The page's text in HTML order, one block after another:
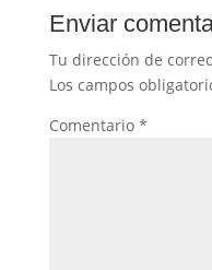
Enviar
Tu dirección de
Los campos
Comentario *